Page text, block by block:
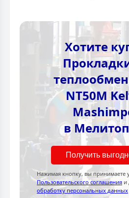
Хотите
NT50M
в
Получить
Нажимая кнопку, вы принимаете
Пользовательского соглашения и
обработку персональных данных